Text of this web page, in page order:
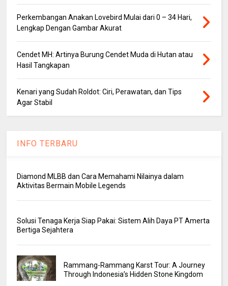
Perkembangan Anakan Lovebird Mulai dari 0 – 34 Hari,
Lengkap Dengan Gambar Akurat
Cendet MH: Artinya Burung Cendet Muda di Hutan atau
Hasil Tangkapan
Kenari yang Sudah Roldot: Ciri, Perawatan, dan Tips
Agar Stabil
INFO TERBARU
Diamond MLBB dan Cara Memahami Nilainya dalam
Aktivitas Bermain Mobile Legends
Solusi Tenaga Kerja Siap Pakai: Sistem Alih Daya PT Amerta
Bertiga Sejahtera
Rammang-Rammang Karst Tour: A Journey
Through Indonesia’s Hidden Stone Kingdom